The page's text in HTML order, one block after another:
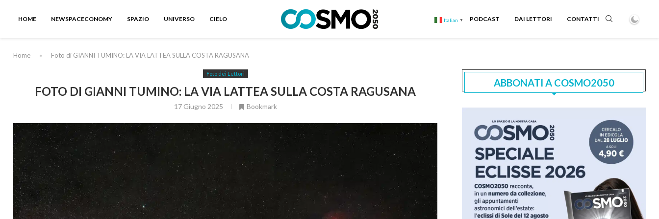
HOME NEWSPACECONOMY SPAZIO UNIVERSO CIELO Italian ▼ PODCAST DAI LETTORI CONTATTI
Home » Foto di GIANNI TUMINO: LA VIA LATTEA SULLA COSTA RAGUSANA
Foto dei Lettori
FOTO DI GIANNI TUMINO: LA VIA LATTEA SULLA COSTA RAGUSANA
17 Giugno 2025 Bookmark
ABBONATI A COSMO2050